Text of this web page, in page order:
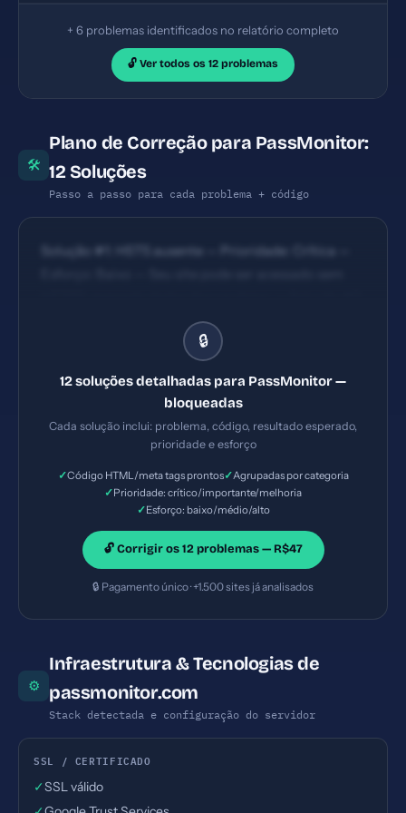
+ 6 problemas identificados no relatório completo
🔓 Ver todos os 12 problemas
🛠
Plano de Correção para PassMonitor:
12 Soluções
Passo a passo para cada problema + código
Solução #1: HSTS ausente — Prioridade: Crítica —
Content Security Policy ausente — Prioridade:
Crítica — Esforço: Baixo — Seu site está vulnerável a
🔒
12 soluções detalhadas para PassMonitor —
bloqueadas
Cada solução inclui: problema, código, resultado esperado,
prioridade e esforço
✓Código HTML/meta tags prontos✓Agrupadas por categoria
✓Prioridade: crítico/importante/melhoria
✓Esforço: baixo/médio/alto
🔓 Corrigir os 12 problemas — R$47
🔒 Pagamento único · +1.500 sites já analisados
⚙
Infraestrutura & Tecnologias de
passmonitor.com
Stack detectada e configuração do servidor
SSL / CERTIFICADO
✓SSL válido